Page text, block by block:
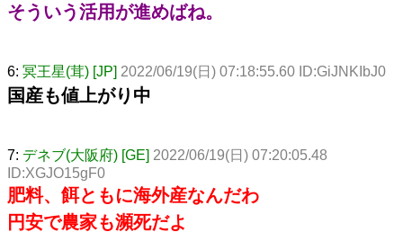
そういう活用が進めばね。
6: 冥王星(茸) [JP] 2022/06/19(日) 07:18:55.60 ID:GiJNKIbJ0
国産も値上がり中
7: デネブ(大阪府) [GE] 2022/06/19(日) 07:20:05.48
ID:XGJO15gF0
肥料、餌ともに海外産なんだわ
円安で農家も瀕死だよ